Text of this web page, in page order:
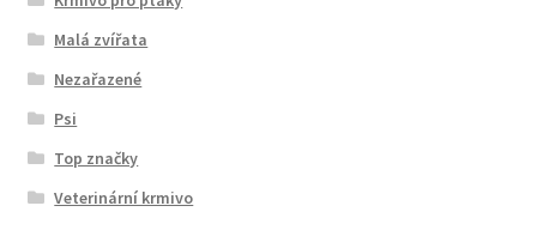
Malá zvířata
Nezařazené
Psi
Top značky
Veterinární krmivo